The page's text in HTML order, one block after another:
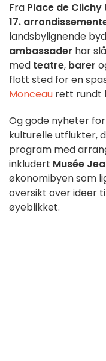
Fra Place de Clichy
17.
landsbylignende
ambassader har
med teatre, barer
flott sted for en
Monceau rett rundt
Og gode nyheter
kulturelle utflukter,
program med
inkludert Musée
økonomibyen som
oversikt over ideer
øyeblikket.